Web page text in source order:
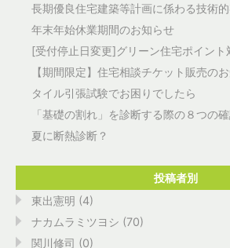
長期優良住宅建築等計画に係わる技術
年末年始休業期間のお知らせ
[受付停止日変更]グリーン住宅ポイント
【期間限定】住宅相談チケット販売の
タイル引張試験でお困りでしたら
「基礎の割れ」を診断する際の８つの
夏に断熱診断？
投稿者別
東出憲明 (4)
ナカムラミツヨシ (70)
関川修司 (0)